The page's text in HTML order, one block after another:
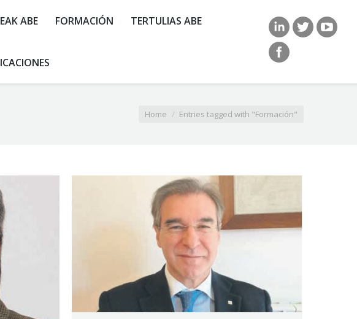
ABE FORMACIÓN TERTULIAS ABE
Home Entries tagged with "Formación"